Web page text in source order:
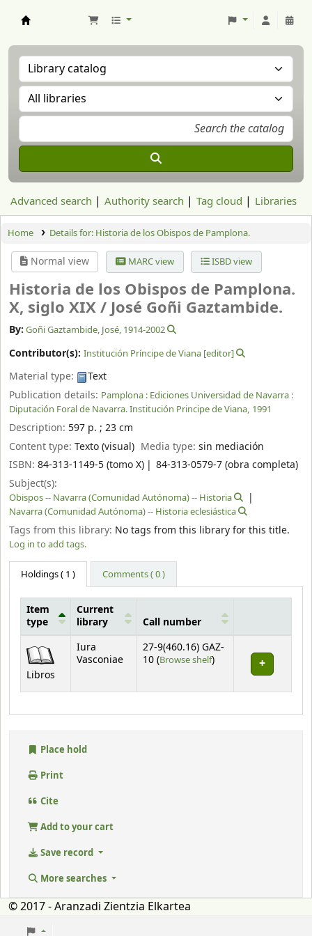
Advanced search Authority search Tag cloud Libraries
Home Details for: Historia de los Obispos de Pamplona.
Normal view MARC view ISBD view
Historia de los Obispos de Pamplona.
X, siglo XIX / José Goñi Gaztambide.
By: Goñi Gaztambide, José, 1914-2002
Contributor(s): Institución Príncipe de Viana [editor]
Material type:
Text
Publication details: Pamplona : Ediciones Universidad de Navarra :
Diputación Foral de Navarra. Institución Principe de Viana, 1991
Description: 597 p. ; 23 cm
Content type: Texto (visual) Media type:sin mediación
ISBN: 84-313-1149-5 (tomo X)
84-313-0579-7 (obra completa)
Subject(s):
Obispos -- Navarra (Comunidad Autónoma) -- Historia
Navarra (Comunidad Autónoma) -- Historia eclesiástica
Tags from this library: No tags from this library for this title.
Log in to add tags.
Holdings( 1 ) Comments ( 0 )
Item
type
Current
library
Call number
Libros
Iura
Vasconiae
27-9(460.16) GAZ-
10 (Browse shelf(Opens below)
)
Place hold
Print
Cite
Add to your cart
Save record
More searches
© 2017 - Aranzadi Zientzia Elkartea